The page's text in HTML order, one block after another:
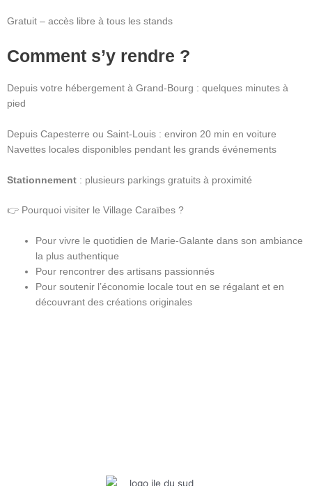
Gratuit – accès libre à tous les stands
Comment s’y rendre ?
Depuis votre hébergement à Grand-Bourg : quelques minutes à
pied
Depuis Capesterre ou Saint-Louis : environ 20 min en voiture
Navettes locales disponibles pendant les grands événements
Stationnement : plusieurs parkings gratuits à proximité
👉 Pourquoi visiter le Village Caraïbes ?
Pour vivre le quotidien de Marie-Galante dans son ambiance
la plus authentique
Pour rencontrer des artisans passionnés
Pour soutenir l’économie locale tout en se régalant et en
découvrant des créations originales